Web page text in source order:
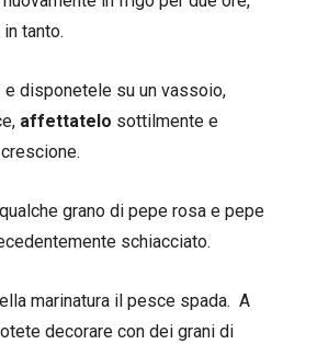
tanto.
e disponetele su un vassoio,
affettatelo sottilmente e
grano di pepe rosa e pepe
schiacciato.
marinatura il pesce spada. A
decorare con dei grani di